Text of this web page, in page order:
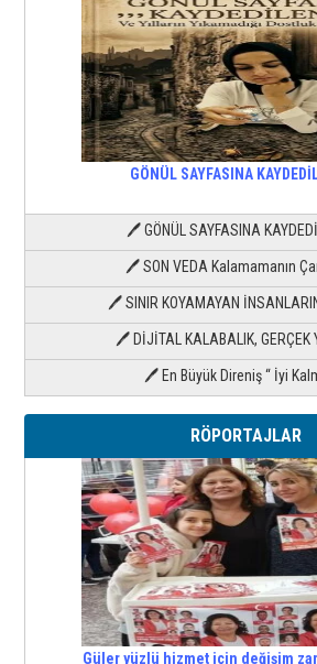
GÖNÜL SAYFASINA
🖊 GÖNÜL SAYFASINA
🖊 SON VEDA Kalamamanın
🖊 SINIR KOYAMAYAN
🖊 DİJİTAL KALABALIK, GERÇEK
🖊 En Büyük Direniş “ İyi
RÖPORTAJLAR
Güler yüzlü hizmet için değişim